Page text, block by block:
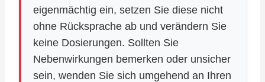
eigenmächtig ein, setzen Sie diese nicht
ohne Rücksprache ab und verändern Sie
keine Dosierungen. Sollten Sie
Nebenwirkungen bemerken oder unsicher
sein, wenden Sie sich umgehend an Ihren